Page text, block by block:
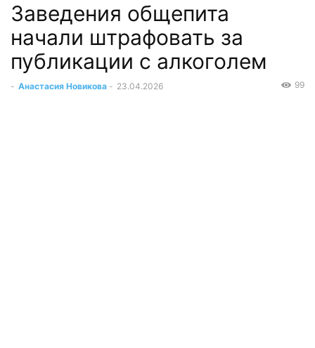
Заведения общепита
начали штрафовать за
публикации с алкоголем
- Анастасия Новикова - 23.04.2026 99